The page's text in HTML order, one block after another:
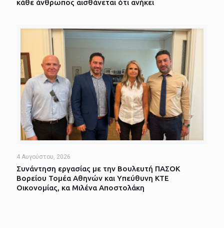
κάθε άνθρωπος αισθάνεται ότι ανήκει
4 Αυγούστου, 2026
Συνάντηση εργασίας με την Βουλευτή ΠΑΣΟΚ
Βορείου Τομέα Αθηνών και Υπεύθυνη ΚΤΕ
Οικονομίας, κα Μιλένα Αποστολάκη